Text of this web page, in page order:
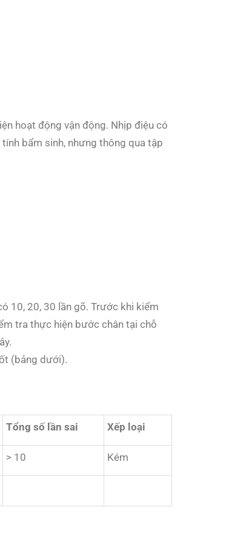
hoạt động vận động. Nhịp điệu có
bẩm sinh, nhưng thông qua tập
10, 20, 30 lần gõ. Trước khi kiểm
tra thực hiện bước chân tại chỗ
(bảng dưới).
Tổng số lần sai Xếp loại
> 10 Kém